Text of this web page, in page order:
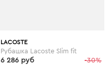
LACOSTE
Рубашка Lacoste Slim fit
-30%
6 286 руб